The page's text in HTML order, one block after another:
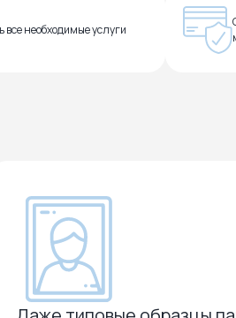
все необходимые услуги